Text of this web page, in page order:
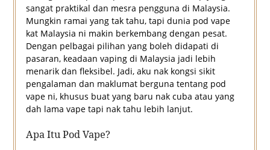
sangat praktikal dan mesra pengguna di Malaysia.
Mungkin ramai yang tak tahu, tapi dunia pod vape
kat Malaysia ni makin berkembang dengan pesat.
Dengan pelbagai pilihan yang boleh didapati di
pasaran, keadaan vaping di Malaysia jadi lebih
menarik dan fleksibel. Jadi, aku nak kongsi sikit
pengalaman dan maklumat berguna tentang pod
vape ni, khusus buat yang baru nak cuba atau yang
dah lama vape tapi nak tahu lebih lanjut.
Apa Itu Pod Vape?